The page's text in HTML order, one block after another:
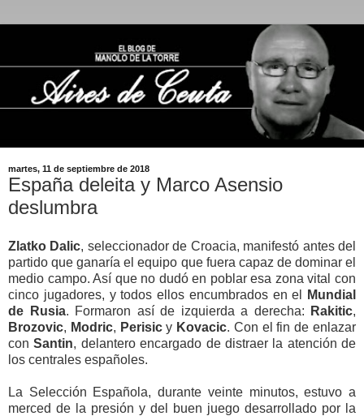
martes, 11 de septiembre de 2018
España deleita y Marco Asensio
deslumbra
Zlatko Dalic, seleccionador de Croacia, manifestó antes del
partido que ganaría el equipo que fuera capaz de dominar el
medio campo. Así que no dudó en poblar esa zona vital con
cinco jugadores, y todos ellos encumbrados en el
Mundial
de Rusia. Formaron así de izquierda a derecha: Rakitic,
Brozovic, Modric, Perisicy Kovacic. Con el fin de enlazar
conSantin, delantero encargado de distraer la atención de
los centrales españoles.
La Selección Española, durante veinte minutos, estuvo a
merced de la presión y del buen juego desarrollado por la